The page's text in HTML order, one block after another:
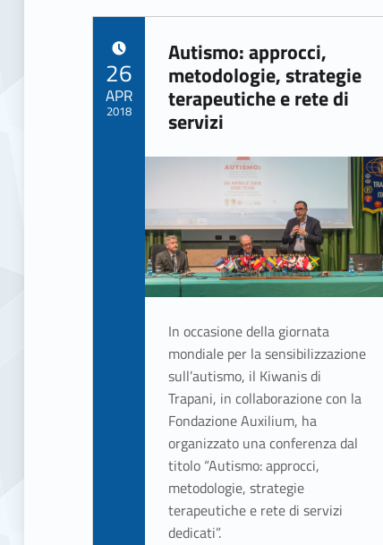
Autismo: approcci,
metodologie, strategie
terapeutiche e rete di
servizi
In occasione della giornata
mondiale per la sensibilizzazione
sull’autismo, il Kiwanis di
Trapani, in collaborazione con la
Fondazione Auxilium, ha
organizzato una conferenza dal
titolo “Autismo: approcci,
metodologie, strategie
terapeutiche e rete di servizi
dedicati”.
26
APR
2018